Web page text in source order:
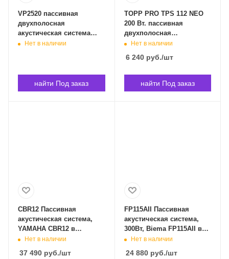
VP2520 пассивная
двухполосная
акустическая система
2000вт, 2 динамика,
Нет в наличии
найти Под заказ
TOPP PRO TPS 112 NEO
200 Вт. пассивная
двухполосная
акустическая система
Владивостоке
Нет в наличии
6 240руб./шт
найти Под заказ
CBR12 Пассивная
акустическая система,
YAMAHA CBR12 в
Владивостоке
Нет в наличии
37 490 руб./шт
FP115AII Пассивная
акустическая система,
300Вт, Biema FP115AII в
Владивостоке
Нет в наличии
24 880руб./шт